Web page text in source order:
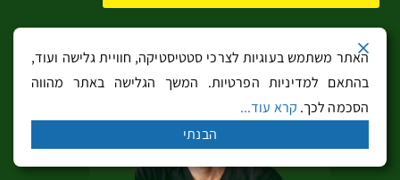
אתרים ואטרקציות במזרח האי מלטה (ולטה רבתי)
האתר משתמש בעוגיות לצרכי סטטיסטיקה, חוויית גלישה ועוד,
בהתאם למדיניות הפרטיות. המשך הגלישה באתר מהווה
הסכמה לכך. קרא עוד...
הבנתי